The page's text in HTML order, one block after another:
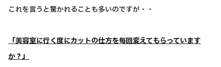
これを言うと驚かれることも多いのですが・・
「美容室に行く度にカットの仕方を毎回変えてもらっています
か？」